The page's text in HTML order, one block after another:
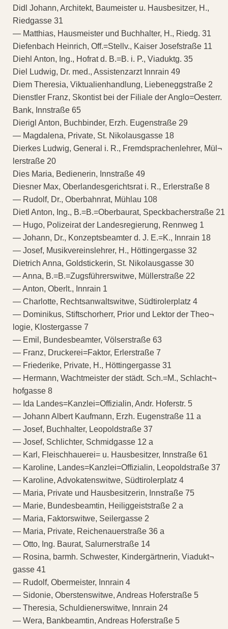
Didl Johann, Architekt, Baumeister u. Hausbesitzer, H.,
Riedgasse 31
— Matthias, Hausmeister und Buchhalter, H., Riedg. 31
Diefenbach Heinrich, Off.=Stellv., Kaiser Josefstraße 11
Diehl Anton, Ing., Hofrat d. B.=B. i. P., Viaduktg. 35
Diel Ludwig, Dr. med., Assistenzarzt Innrain 49
Diem Theresia, Viktualienhandlung, Liebeneggstraße 2
Dienstler Franz, Skontist bei der Filiale der Anglo=Oesterr.
Bank, Innstraße 65
Dierigl Anton, Buchbinder, Erzh. Eugenstraße 29
— Magdalena, Private, St. Nikolausgasse 18
Dierkes Ludwig, General i. R., Fremdsprachenlehrer, Mül¬
lerstraße 20
Dies Maria, Bedienerin, Innstraße 49
Diesner Max, Oberlandesgerichtsrat i. R., Erlerstraße 8
— Rudolf, Dr., Oberbahnrat, Mühlau 108
Dietl Anton, Ing., B.=B.=Oberbaurat, Speckbacherstraße 21
— Hugo, Polizeirat der Landesregierung, Rennweg 1
— Johann, Dr., Konzeptsbeamter d. J. E.=K., Innrain 18
— Josef, Musikvereinslehrer, H., Höttingergasse 32
Dietrich Anna, Goldstickerin, St. Nikolausgasse 30
— Anna, B.=B.=Zugsführerswitwe, Müllerstraße 22
— Anton, Oberlt., Innrain 1
— Charlotte, Rechtsanwaltswitwe, Südtirolerplatz 4
— Dominikus, Stiftschorherr, Prior und Lektor der Theo¬
logie, Klostergasse 7
— Emil, Bundesbeamter, Völserstraße 63
— Franz, Druckerei=Faktor, Erlerstraße 7
— Friederike, Private, H., Höttingergasse 31
— Hermann, Wachtmeister der städt. Sch.=M., Schlacht¬
hofgasse 8
— Ida Landes=Kanzlei=Offizialin, Andr. Hoferstr. 5
— Johann Albert Kaufmann, Erzh. Eugenstraße 11 a
— Josef, Buchhalter, Leopoldstraße 37
— Josef, Schlichter, Schmidgasse 12 a
— Karl, Fleischhauerei= u. Hausbesitzer, Innstraße 61
— Karoline, Landes=Kanzlei=Offizialin, Leopoldstraße 37
— Karoline, Advokatenswitwe, Südtirolerplatz 4
— Maria, Private und Hausbesitzerin, Innstraße 75
— Marie, Bundesbeamtin, Heiliggeiststraße 2 a
— Maria, Faktorswitwe, Seilergasse 2
— Maria, Private, Reichenauerstraße 36 a
— Otto, Ing. Baurat, Salurnerstraße 14
— Rosina, barmh. Schwester, Kindergärtnerin, Viadukt¬
gasse 41
— Rudolf, Obermeister, Innrain 4
— Sidonie, Oberstenswitwe, Andreas Hoferstraße 5
— Theresia, Schuldienerswitwe, Innrain 24
— Wera, Bankbeamtin, Andreas Hoferstraße 5